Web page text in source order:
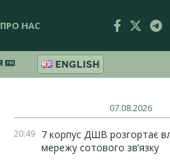
ПРО НАС
ENGLISH
07.08.2026
20:49 7 корпус ДШВ розгортає
мережу сотового зв’язку